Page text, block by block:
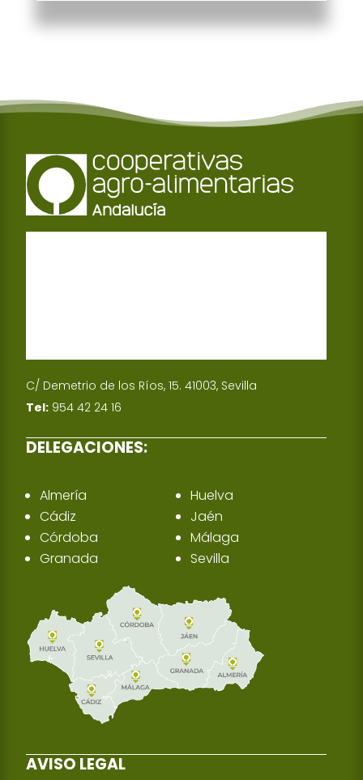
C/ Demetrio de los Ríos, 15. 41003, Sevilla
Tel: 954 42 24 16
DELEGACIONES:
Almería
Cádiz
Córdoba
Granada
Huelva
Jaén
Málaga
Sevilla
AVISO LEGAL